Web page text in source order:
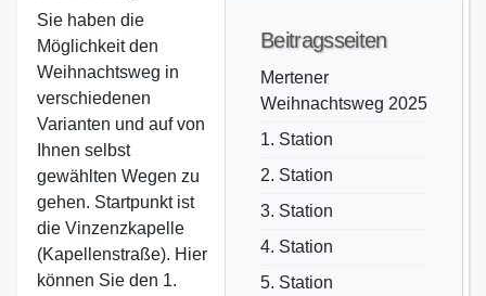
Beitragsseiten
Mertener
Weihnachtsweg 2025
1. Station
2. Station
3. Station
4. Station
5. Station
Sie haben die
Möglichkeit den
Weihnachtsweg in
verschiedenen
Varianten und auf von
Ihnen selbst
gewählten Wegen zu
gehen. Startpunkt ist
die Vinzenzkapelle
(Kapellenstraße). Hier
können Sie den 1.